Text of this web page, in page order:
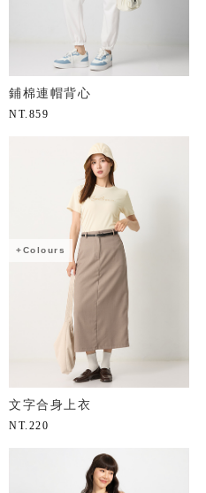
鋪棉連帽背心
NT. 859
+Colours
文字合身上衣
NT. 220